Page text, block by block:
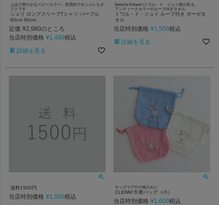
上品で華やかなベビーカラー。実用的でオシャレなギ
フトです
シェリ ロングスリーブTシャツ パープル
80cm 90cm
定価 ¥2,980のところ
当店特別価格 ¥1,490税込
詳細を見る
BelleVie Enfantのトワル・ド・ジュイ柄が彩る、
アンティークカラーのループ付きタオル。
トワル・ド・ジュイ ループ付き ガーゼタ
オル
当店特別価格 ¥1,500税込
詳細を見る
送料1500円
当店特別価格 ¥1,500税込
キッズマグや小物入れに
CLENM 巾着バッグ（小）
当店特別価格 ¥1,600税込